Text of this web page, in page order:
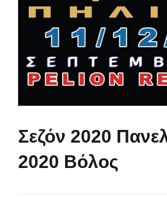
Σεζόν 2020
2020 Βόλος